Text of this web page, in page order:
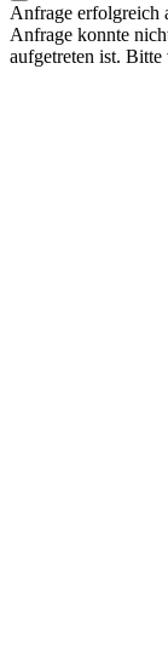
Anfrage erfolgreich
Anfrage konnte
aufgetreten ist. Bitte